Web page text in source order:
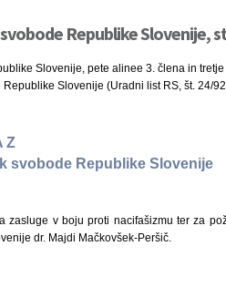
Republike Slovenije,
Slovenije, pete alinee 3. člena in
Slovenije (Uradni list RS, št. 24/
Z
svobode Republike Slovenije
v boju proti nacifašizmu ter za
dr. Majdi Mačkovšek-Peršič.